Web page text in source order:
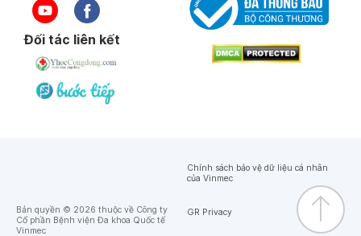
Đối tác liên kết
Bản quyền © 2026 thuộc về Công ty
Cổ phần Bệnh viện Đa khoa Quốc tế
Vinmec
Chính sách bảo vệ dữ liệu cá nhân
của Vinmec
GR Privacy